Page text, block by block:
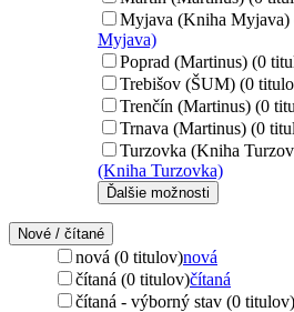
Myjava (Kniha Myjava)
Myjava)
Poprad (Martinus) (0
Trebišov (ŠUM) (0
Trenčín (Martinus) (0
Trnava (Martinus) (0
Turzovka (Kniha
(Kniha Turzovka)
Ďalšie možnosti
Nové / čítané
nová (0 titulov)nová
čítaná (0 titulov)čítaná
čítaná - výborný stav (0 titulov)